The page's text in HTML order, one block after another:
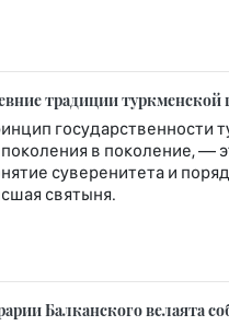
традиции
государственности
поколения в поколение, —
суверенитета и
святыня.
Балканского велаята